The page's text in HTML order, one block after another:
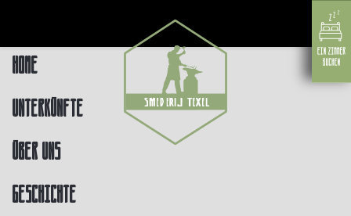
Home
Unterkünfte
Über uns
Geschichte